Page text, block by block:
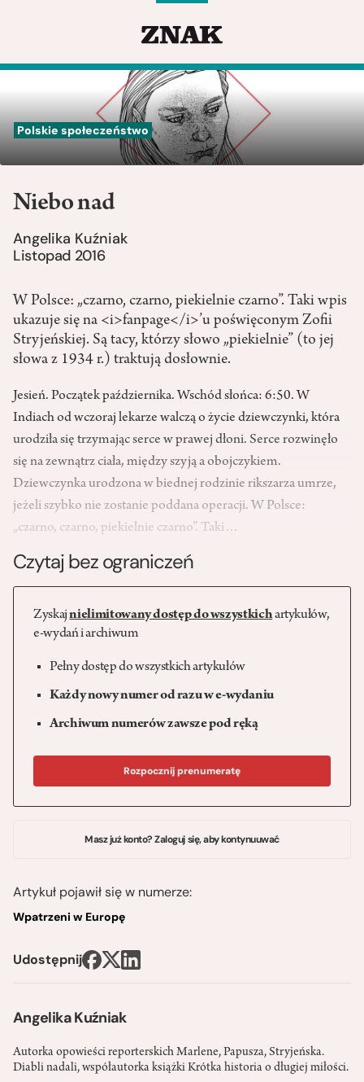
Polskie społeczeństwo
Angelika Kuźniak
Autorka opowieści reporterskich Marlene, Papusza, Stryjeńska.
Diabli nadali, współautorka książki Krótka historia o długiej miłości.
Niebo nad
Angelika Kuźniak
Listopad 2016
W Polsce: „czarno, czarno, piekielnie czarno”. Taki wpis
ukazuje się na <i>fanpage</i>’u poświęconym Zofii
Stryjeńskiej. Są tacy, którzy słowo „piekielnie” (to jej
słowa z 1934 r.) traktują dosłownie.
Jesień. Początek października. Wschód słońca: 6:50. W
Indiach od wczoraj lekarze walczą o życie dziewczynki, która
urodziła się trzymając serce w prawej dłoni. Serce rozwinęło
się na zewnątrz ciała, między szyją a obojczykiem.
Dziewczynka urodzona w biednej rodzinie rikszarza umrze,
jeżeli szybko nie zostanie poddana operacji. W Polsce:
„czarno, czarno, piekielnie czarno”. Taki…
Czytaj bez ograniczeń
Zyskajnielimitowany dostęp do wszystkichartykułów,
e-wydań i archiwum
Pełny dostęp do wszystkich artykułów
Każdy nowy numer od razu w e-wydaniu
Archiwum numerów zawsze pod ręką
Rozpocznij prenumeratę
Masz już konto? Zaloguj się, aby kontynuuwać
Artykuł pojawił się w numerze:
Wpatrzeni w Europę
Udostępnij